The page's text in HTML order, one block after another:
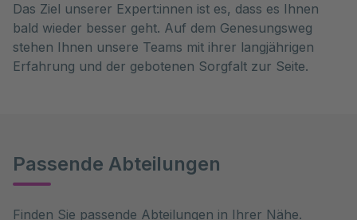
Das Ziel unserer Expert:innen ist es, dass es Ihnen
bald wieder besser geht. Auf dem Genesungsweg
stehen Ihnen unsere Teams mit ihrer langjährigen
Erfahrung und der gebotenen Sorgfalt zur Seite.
Passende Abteilungen
Finden Sie passende Abteilungen in Ihrer Nähe.